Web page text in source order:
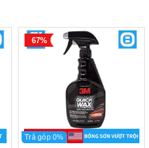
Trả góp 0%
67%